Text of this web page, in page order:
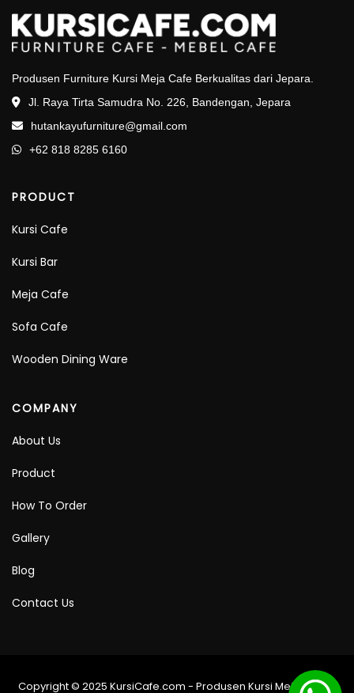
Produsen Furniture Kursi Meja Cafe Berkualitas dari Jepara.
Jl. Raya Tirta Samudra No. 226, Bandengan, Jepara
hutankayufurniture@gmail.com
+62 818 8285 6160
PRODUCT
Kursi Cafe
Kursi Bar
Meja Cafe
Sofa Cafe
Wooden Dining Ware
COMPANY
About Us
Product
How To Order
Gallery
Blog
Contact Us
Copyright © 2025 KursiCafe.com - Produsen Kursi Meja Cafe -